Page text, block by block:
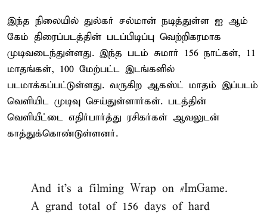
இந்த நிலையில் துல்கர் சல்மான் நடித்துள்ள ஐ ஆம்
கேம் திரைப்படத்தின் படப்பிடிப்பு வெற்றிகரமாக
முடிவடைந்துள்ளது. இந்த படம் சுமார் 156 நாட்கள், 11
மாதங்கள், 100 மேற்பட்ட இடங்களில்
படமாக்கப்பட்டுள்ளது. வருகிற ஆகஸ்ட் மாதம் இப்படம்
வெளியிட முடிவு செய்துள்ளார்கள். படத்தின்
வெளியீட்டை எதிர்பார்த்து ரசிகர்கள் ஆவலுடன்
காத்துக்கொண்டுள்ளனர்.
And it’s a filming Wrap on #ImGame.
A grand total of 156 days of hard